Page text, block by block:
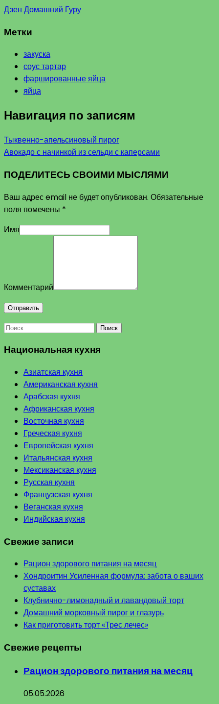
Дзен Домашний Гуру
Метки
закуска
соус тартар
фаршированные яйца
яйца
Навигация по записям
Тыквенно-апельсиновый пирог
Авокадо с начинкой из сельди с каперсами
ПОДЕЛИТЕСЬ СВОИМИ МЫСЛЯМИ
Ваш адрес email не будет опубликован. Обязательные
поля помечены *
Имя
Комментарий
Поиск
Национальная кухня
Азиатская кухня
Американская кухня
Арабская кухня
Африканская кухня
Восточная кухня
Греческая кухня
Европейская кухня
Итальянская кухня
Мексиканская кухня
Русская кухня
Французская кухня
Веганская кухня
Индийская кухня
Свежие записи
Рацион здорового питания на месяц
Хондроитин Усиленная формула: забота о ваших
суставах
Клубнично-лимонадный и лавандовый торт
Домашний морковный пирог и глазурь
Как приготовить торт «Трес лечес»
Свежие рецепты
Рацион здорового питания на месяц
05.05.2026